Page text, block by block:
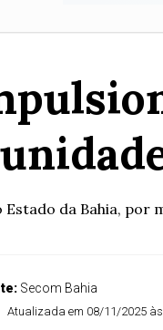
Estado da Bahia, por
Secom Bahia
Atualizada em 08/11/2025